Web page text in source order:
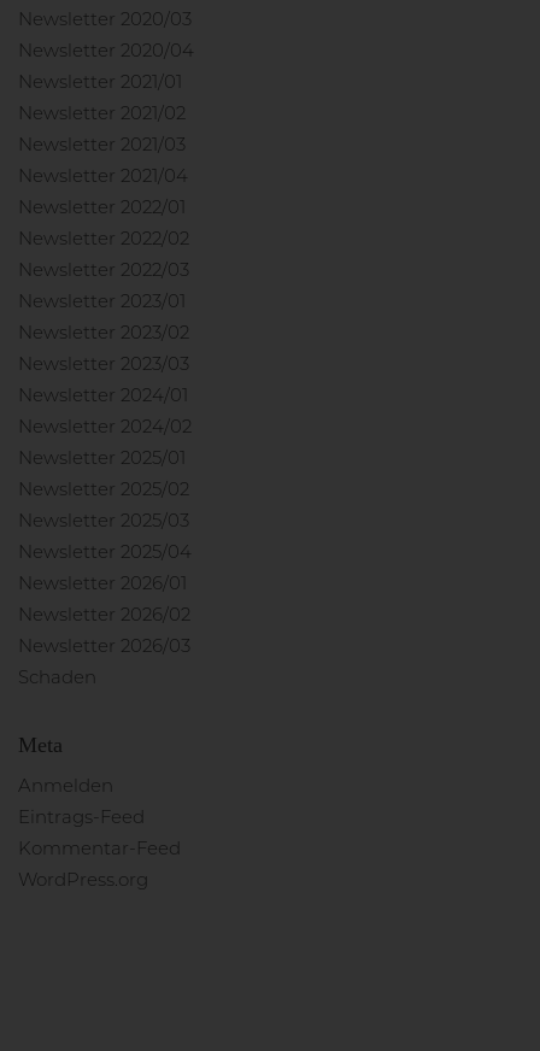
Newsletter 2020/03
Newsletter 2020/04
Newsletter 2021/01
Newsletter 2021/02
Newsletter 2021/03
Newsletter 2021/04
Newsletter 2022/01
Newsletter 2022/02
Newsletter 2022/03
Newsletter 2023/01
Newsletter 2023/02
Newsletter 2023/03
Newsletter 2024/01
Newsletter 2024/02
Newsletter 2025/01
Newsletter 2025/02
Newsletter 2025/03
Newsletter 2025/04
Newsletter 2026/01
Newsletter 2026/02
Newsletter 2026/03
Schaden
Meta
Anmelden
Eintrags-Feed
Kommentar-Feed
WordPress.org